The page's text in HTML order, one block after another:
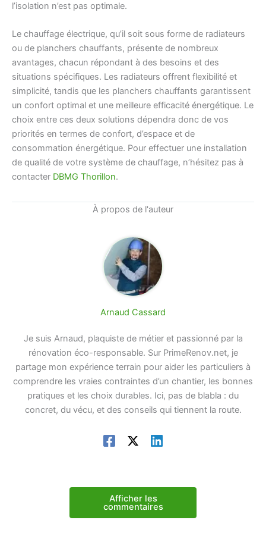
l’isolation n’est pas optimale.
Le chauffage électrique, qu’il soit sous forme de radiateurs
ou de planchers chauffants, présente de nombreux
avantages, chacun répondant à des besoins et des
situations spécifiques. Les radiateurs offrent flexibilité et
simplicité, tandis que les planchers chauffants garantissent
un confort optimal et une meilleure efficacité énergétique. Le
choix entre ces deux solutions dépendra donc de vos
priorités en termes de confort, d’espace et de
consommation énergétique. Pour effectuer une installation
de qualité de votre système de chauffage, n’hésitez pas à
contacter DBMG Thorillon.
À propos de l'auteur
Arnaud Cassard
Je suis Arnaud, plaquiste de métier et passionné par la
rénovation éco-responsable. Sur PrimeRenov.net, je
partage mon expérience terrain pour aider les particuliers à
comprendre les vraies contraintes d’un chantier, les bonnes
pratiques et les choix durables. Ici, pas de blabla : du
concret, du vécu, et des conseils qui tiennent la route.
Afficher les
commentaires